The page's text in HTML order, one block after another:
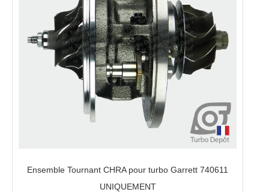
Ensemble Tournant CHRA pour turbo Garrett 740611
UNIQUEMENT